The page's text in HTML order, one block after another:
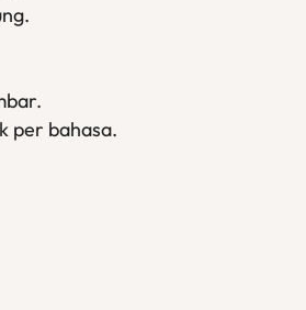
per bahasa.